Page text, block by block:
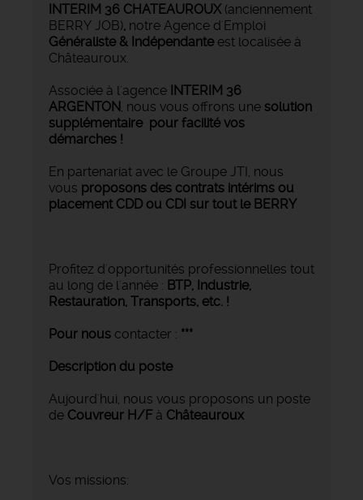
INTERIM 36 CHATEAUROUX (anciennement
BERRY JOB), notre Agence d'Emploi
Généraliste & Indépendante est localisée à
Châteauroux.
Associée à l'agence INTERIM 36
ARGENTON, nous vous offrons une solution
supplémentaire pour facilité vos
démarches !
En partenariat avec le Groupe JTI, nous
vous proposons des contrats intérims ou
placement CDD ou CDI sur tout le BERRY
Profitez d'opportunités professionnelles tout
au long de l'année : BTP, Industrie,
Restauration, Transports, etc. !
Pour nous contacter : ***
Description du poste
Aujourd'hui, nous vous proposons un poste
de Couvreur H/Fà Châteauroux
Vos missions: